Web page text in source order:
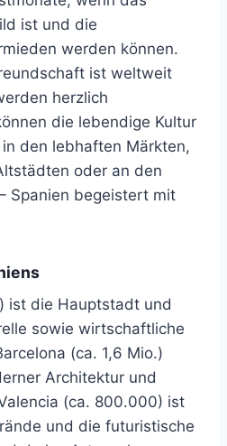
ist und die
werden können.
ist weltweit
herzlich
die lebendige Kultur
den lebhaften Märkten,
oder an den
Spanien begeistert mit
ist die Hauptstadt und
sowie wirtschaftliche
(ca. 1,6 Mio.)
Architektur und
(ca. 800.000) ist
und die futuristische